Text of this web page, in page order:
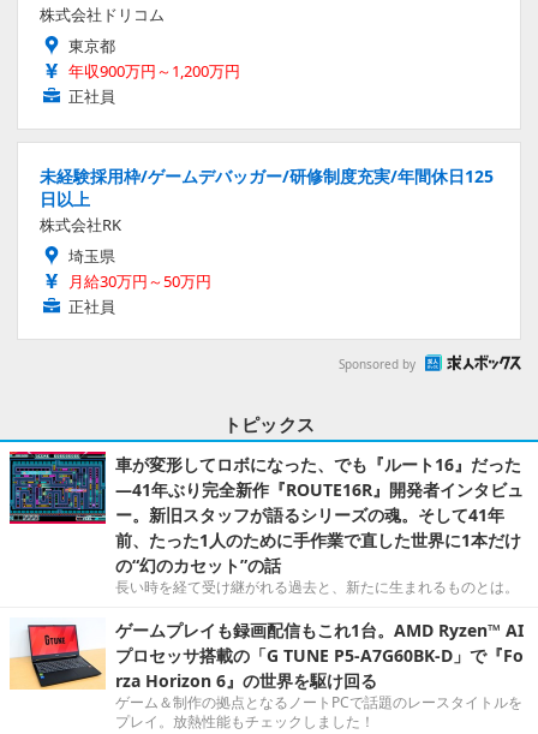
株式会社ドリコム
東京都
年収900万円～1,200万円
正社員
未経験採用枠/ゲームデバッガー/研修制度充実/年間休日125
日以上
株式会社RK
埼玉県
月給30万円～50万円
正社員
Sponsored by
トピックス
車が変形してロボになった、でも『ルート16』だった
―41年ぶり完全新作『ROUTE16R』開発者インタビュ
ー。新旧スタッフが語るシリーズの魂。そして41年
前、たった1人のために手作業で直した世界に1本だけ
の“幻のカセット”の話
長い時を経て受け継がれる過去と、新たに生まれるものとは。
ゲームプレイも録画配信もこれ1台。AMD Ryzen™ AI
プロセッサ搭載の「G TUNE P5-A7G60BK-D」で『Fo
rza Horizon 6』の世界を駆け回る
ゲーム＆制作の拠点となるノートPCで話題のレースタイトルを
プレイ。放熱性能もチェックしました！